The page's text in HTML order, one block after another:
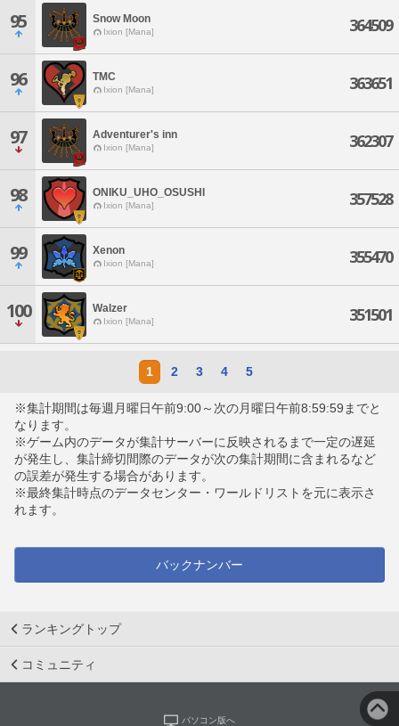
95 Snow Moon
Ixion [Mana] 364509
96 TMC
Ixion [Mana] 363651
97 Adventurer's inn
Ixion [Mana] 362307
98 ONIKU_UHO_OSUSHI
Ixion [Mana] 357528
99 Xenon
Ixion [Mana] 355470
100 Walzer
Ixion [Mana] 351501
1 2 3 4 5
※集計期間は毎週月曜日午前9:00～次の月曜日午前8:59:59までと
なります。
※ゲーム内のデータが集計サーバーに反映されるまで一定の遅延
が発生し、集計締切間際のデータが次の集計期間に含まれるなど
の誤差が発生する場合があります。
※最終集計時点のデータセンター・ワールドリストを元に表示さ
れます。
バックナンバー
ランキングトップ
コミュニティ
パソコン版へ